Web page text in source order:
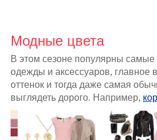
Модные цвета
В этом сезоне популярны самые
одежды и аксессуаров, главное
оттенок и тогда даже самая
выглядеть дорого. Например,